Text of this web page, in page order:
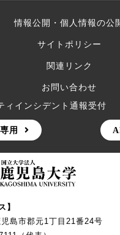
情報公開・個人情報の公
サイトポリシー
関連リンク
お問い合わせ
ィインシデント通報受付
用
】
島市郡元1丁目21番24号